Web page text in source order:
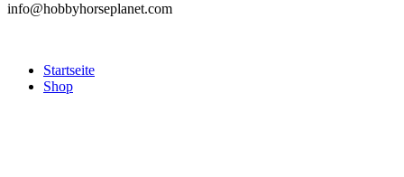
info@hobbyhorseplanet.com
Startseite
Shop